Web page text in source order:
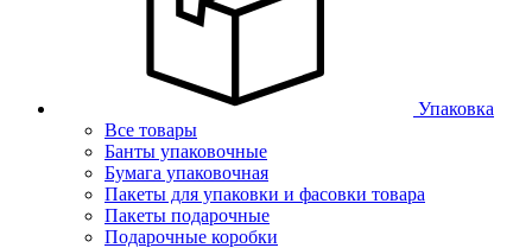
Упаковка
Все товары
Банты упаковочные
Бумага упаковочная
Пакеты для упаковки и фасовки товара
Пакеты подарочные
Подарочные коробки